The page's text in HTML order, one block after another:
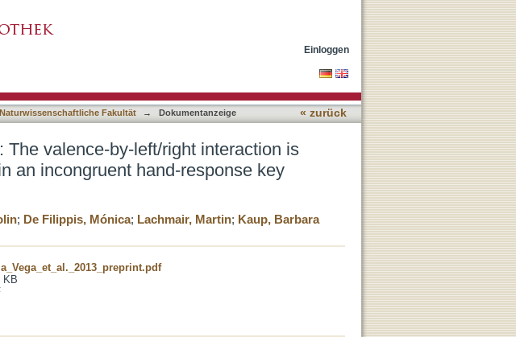
Einloggen
Fakultät → Dokumentanzeige « zurück
The valence-by-left/right interaction is
an incongruent hand-response key
; De Filippis, Mónica; Lachmair, Martin; Kaup, Barbara
KB